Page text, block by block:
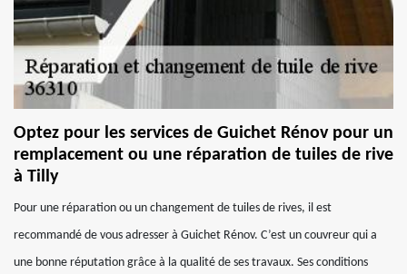
Optez pour les services de Guichet Rénov pour un
remplacement ou une réparation de tuiles de rive
à Tilly
Pour une réparation ou un changement de tuiles de rives, il est
recommandé de vous adresser à Guichet Rénov. C’est un couvreur qui a
une bonne réputation grâce à la qualité de ses travaux. Ses conditions